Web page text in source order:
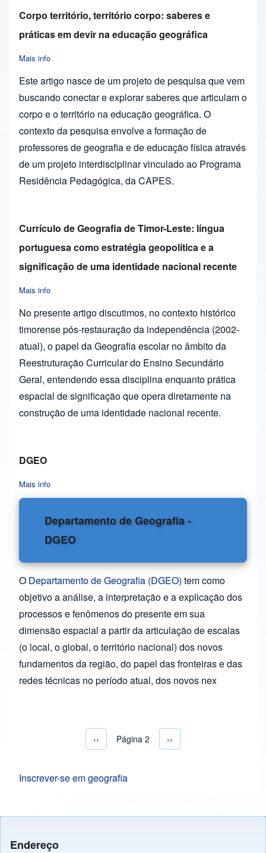
Corpo território, território corpo: saberes e
práticas em devir na educação geográfica
Mais info
Este artigo nasce de um projeto de pesquisa que vem
buscando conectar e explorar saberes que articulam o
corpo e o território na educação geográfica. O
contexto da pesquisa envolve a formação de
professores de geografia e de educação física através
de um projeto interdisciplinar vinculado ao Programa
Residência Pedagógica, da CAPES.
Currículo de Geografia de Timor-Leste: língua
portuguesa como estratégia geopolítica e a
significação de uma identidade nacional recente
Mais info
No presente artigo discutimos, no contexto histórico
timorense pós-restauração da independência (2002-
atual), o papel da Geografia escolar no âmbito da
Reestruturação Curricular do Ensino Secundário
Geral, entendendo essa disciplina enquanto prática
espacial de significação que opera diretamente na
construção de uma identidade nacional recente.
DGEO
Mais info
Departamento de Geografia -
DGEO
O Departamento de Geografia (DGEO) tem como
objetivo a análise, a interpretação e a explicação dos
processos e fenômenos do presente em sua
dimensão espacial a partir da articulação de escalas
(o local, o global, o território nacional) dos novos
fundamentos da região, do papel das fronteiras e das
redes técnicas no período atual, dos novos nex
Paginação
Página anterior
‹‹ Página 2 Próxima página
››
Inscrever-se em geografia
Endereço